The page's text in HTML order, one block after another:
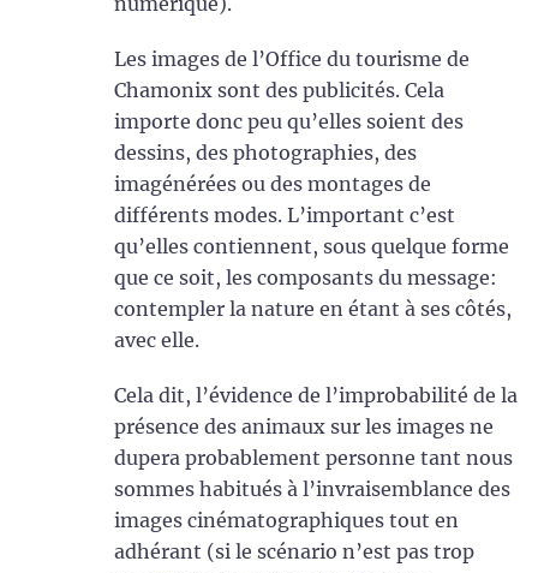
Les images de l’Office du tourisme de
Chamonix sont des publicités. Cela
importe donc peu qu’elles soient des
dessins, des photographies, des
imagénérées ou des montages de
différents modes. L’important c’est
qu’elles contiennent, sous quelque forme
que ce soit, les composants du message:
contempler la nature en étant à ses côtés,
avec elle.
Cela dit, l’évidence de l’improbabilité de la
présence des animaux sur les images ne
dupera probablement personne tant nous
sommes habitués à l’invraisemblance des
images cinématographiques tout en
adhérant (si le scénario n’est pas trop